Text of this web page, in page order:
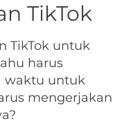
TikTok
TikTok untuk
harus
waktu untuk
mengerjakan